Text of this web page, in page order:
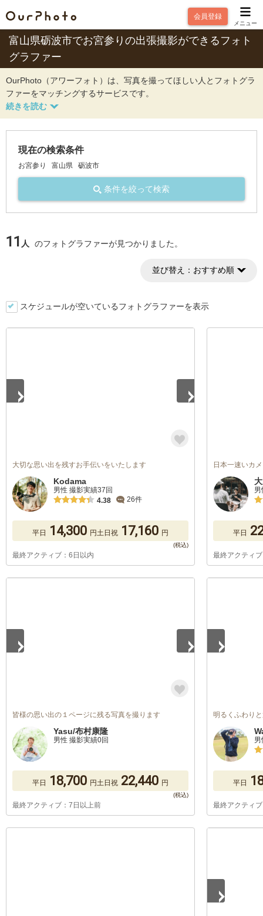
会員登録
メニュー
富山県砺波市でお宮参りの出張撮影ができるフォト
グラファー
OurPhoto（アワーフォト）は、写真を撮ってほしい人とフォトグラ
ファーをマッチングするサービスです。
現在の検索条件
お宮参り 富山県 砺波市
条件を絞って検索
11 人 のフォトグラファーが見つかりました。
並び替え： おすすめ順
スケジュールが空いているフォトグラファーを表示
大切な思い出を残すお手伝いをいたします
Kodama
男性 撮影実績37回
4.38
26件
平日 14,300 円土日祝 17,160 円
最終アクティブ：6日以内
日本一速いカ
平日
最終アクティ
皆様の思い出の１ページに残る写真を撮ります
Yasu/布村康隆
男性 撮影実績0回
平日 18,700 円土日祝 22,440 円
最終アクティブ：7日以上前
明るくふわり
平日
最終アクティ